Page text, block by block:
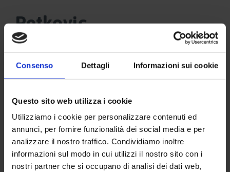
Consenso Dettagli Informazioni sui cookie
Questo sito web utilizza i cookie
Utilizziamo i cookie per personalizzare contenuti ed
annunci, per fornire funzionalità dei social media e per
analizzare il nostro traffico. Condividiamo inoltre
informazioni sul modo in cui utilizzi il nostro sito con i
nostri partner che si occupano di analisi dei dati web,
Petkovic